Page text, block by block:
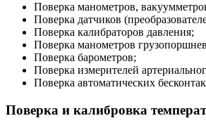
Поверка манометров,
Поверка датчиков
Поверка калибраторов давления;
Поверка манометров
Поверка барометров;
Поверка измерителей
Поверка автоматических
Поверка и калибровка